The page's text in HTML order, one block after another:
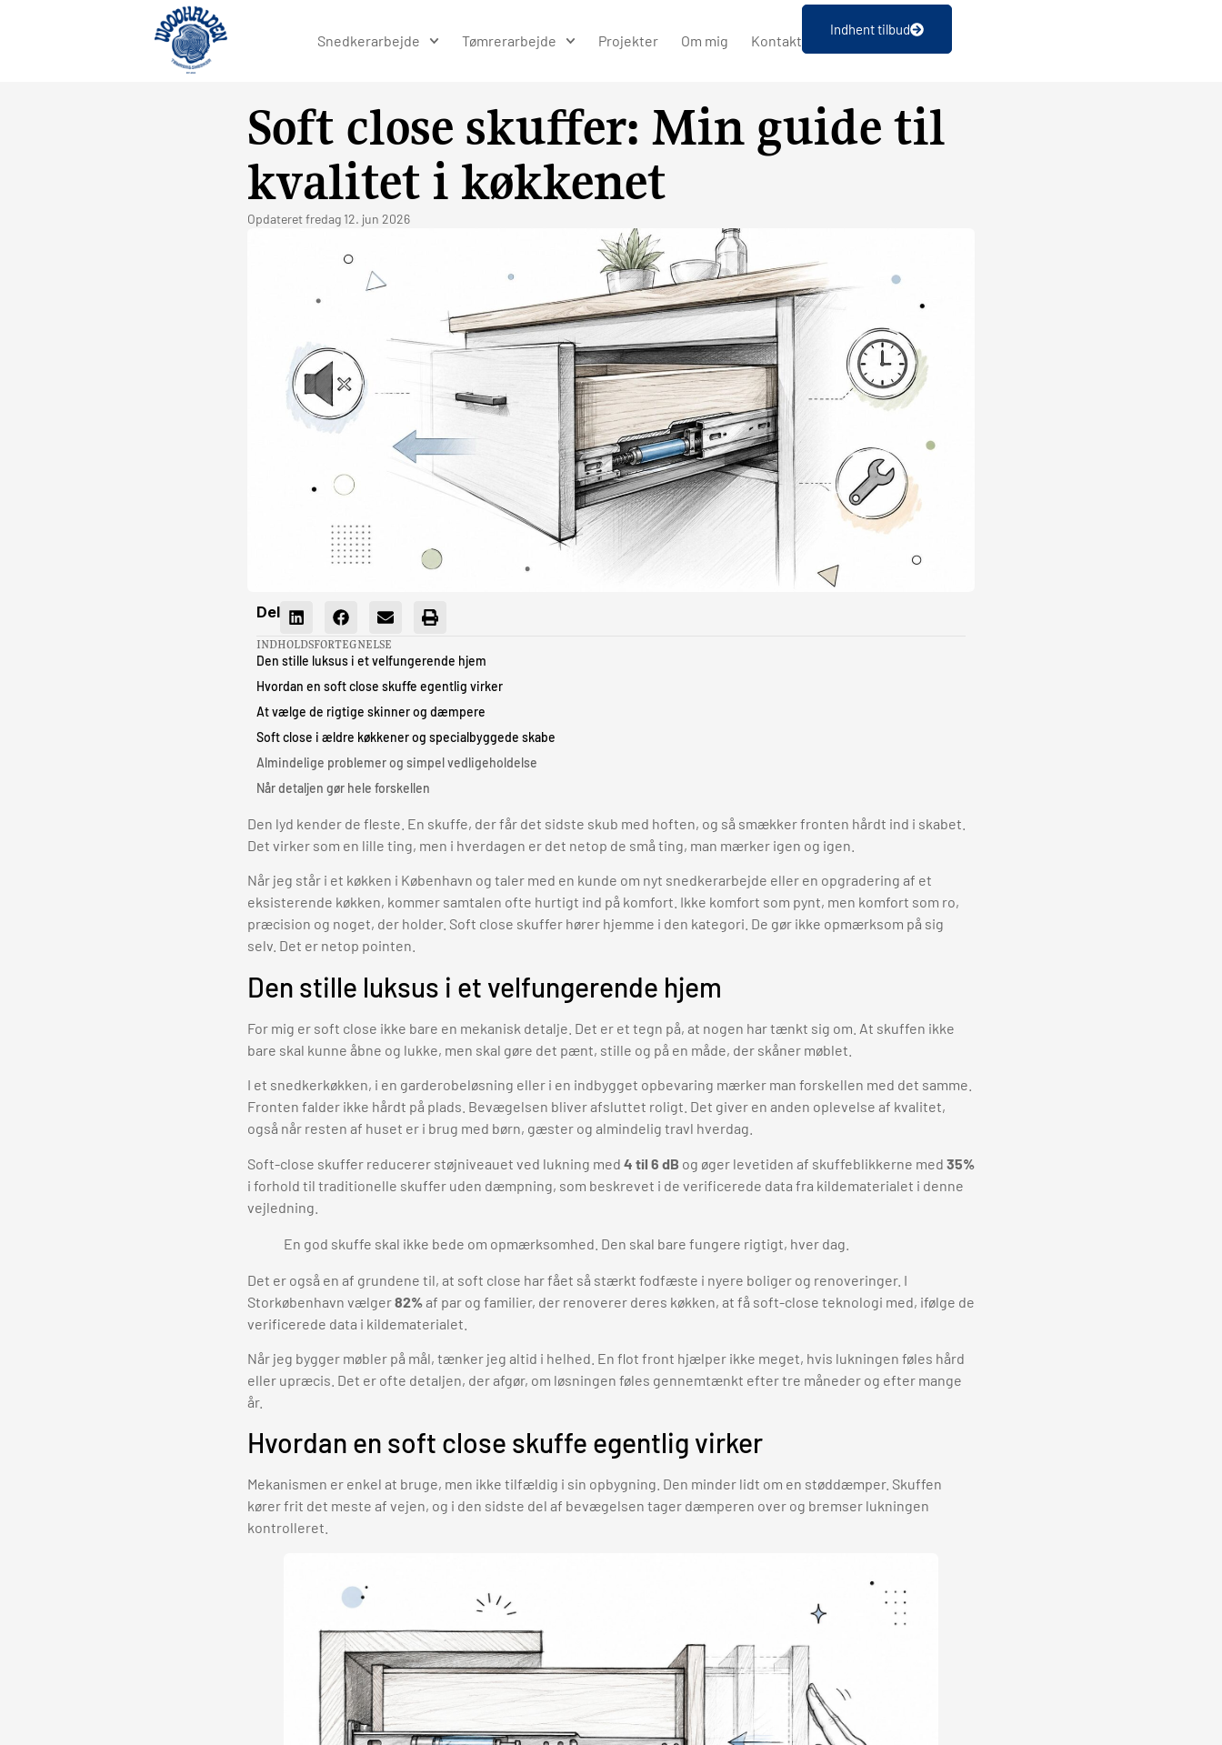
Snedkerarbejde Tømrerarbejde Projekter Om mig Kontakt
Indhent tilbud
Soft close skuffer: Min guide til
kvalitet i køkkenet
Opdateretfredag 12. jun 2026
Del
INDHOLDSFORTEGNELSE
Den stille luksus i et velfungerende hjem
Hvordan en soft close skuffe egentlig virker
At vælge de rigtige skinner og dæmpere
Soft close i ældre køkkener og specialbyggede skabe
Almindelige problemer og simpel vedligeholdelse
Når detaljen gør hele forskellen
Den lyd kender de fleste. En skuffe, der får det sidste skub med hoften, og så smækker fronten hårdt ind i skabet.
Det virker som en lille ting, men i hverdagen er det netop de små ting, man mærker igen og igen.
Når jeg står i et køkken i København og taler med en kunde om nyt snedkerarbejde eller en opgradering af et
eksisterende køkken, kommer samtalen ofte hurtigt ind på komfort. Ikke komfort som pynt, men komfort som ro,
præcision og noget, der holder. Soft close skuffer hører hjemme i den kategori. De gør ikke opmærksom på sig
selv. Det er netop pointen.
Den stille luksus i et velfungerende hjem
For mig er soft close ikke bare en mekanisk detalje. Det er et tegn på, at nogen har tænkt sig om. At skuffen ikke
bare skal kunne åbne og lukke, men skal gøre det pænt, stille og på en måde, der skåner møblet.
I et snedkerkøkken, i en garderobeløsning eller i en indbygget opbevaring mærker man forskellen med det samme.
Fronten falder ikke hårdt på plads. Bevægelsen bliver afsluttet roligt. Det giver en anden oplevelse af kvalitet,
også når resten af huset er i brug med børn, gæster og almindelig travl hverdag.
Soft-close skuffer reducerer støjniveauet ved lukning med 4 til 6 dB og øger levetiden af skuffeblikkerne med 35%
i forhold til traditionelle skuffer uden dæmpning, som beskrevet i de verificerede data fra kildematerialet i denne
vejledning.
En god skuffe skal ikke bede om opmærksomhed. Den skal bare fungere rigtigt, hver dag.
Det er også en af grundene til, at soft close har fået så stærkt fodfæste i nyere boliger og renoveringer. I
Storkøbenhavn vælger82%af par og familier, der renoverer deres køkken, at få soft-close teknologi med, ifølge de
verificerede data i kildematerialet.
Når jeg bygger møbler på mål, tænker jeg altid i helhed. En flot front hjælper ikke meget, hvis lukningen føles hård
eller upræcis. Det er ofte detaljen, der afgør, om løsningen føles gennemtænkt efter tre måneder og efter mange
år.
Hvordan en soft close skuffe egentlig virker
Mekanismen er enkel at bruge, men ikke tilfældig i sin opbygning. Den minder lidt om en støddæmper. Skuffen
kører frit det meste af vejen, og i den sidste del af bevægelsen tager dæmperen over og bremser lukningen
kontrolleret.